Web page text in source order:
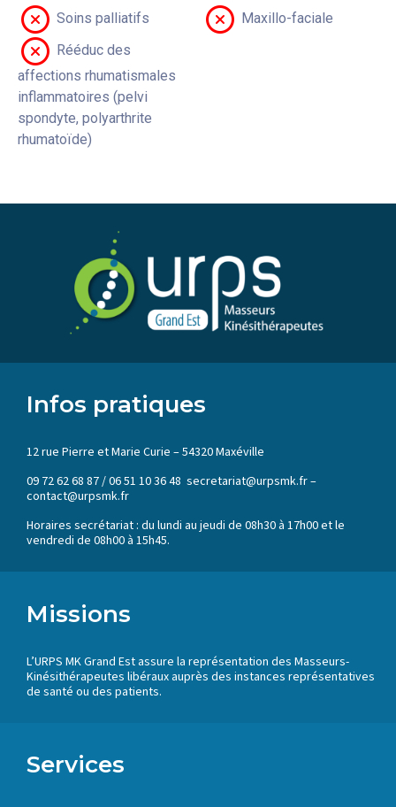
Soins palliatifs
Maxillo-faciale
Rééduc des
affections rhumatismales
inflammatoires (pelvi
spondyte, polyarthrite
rhumatoïde)
Infos pratiques
12 rue Pierre et Marie Curie – 54320 Maxéville
09 72 62 68 87 / 06 51 10 36 48 secretariat@urpsmk.fr –
contact@urpsmk.fr
Horaires secrétariat : du lundi au jeudi de 08h30 à 17h00 et le
vendredi de 08h00 à 15h45.
Missions
L’URPS MK Grand Est assure la représentation des Masseurs-
Kinésithérapeutes libéraux auprès des instances représentatives
de santé ou des patients.
Services